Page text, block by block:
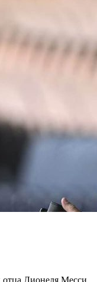
Лионеля Месси